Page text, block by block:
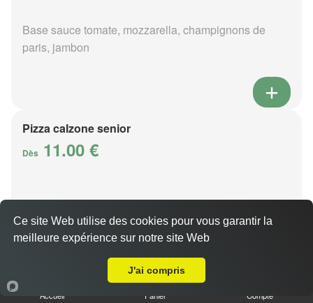
Base sauce tomate, mozzarella, champignons de
paris, jambon
Pizza calzone senior
Dès 11.00 €
paris, jambon
Accueil Panier Compte
Ce site Web utilise des cookies pour vous garantir la
meilleure expérience sur notre site Web
J'ai compris